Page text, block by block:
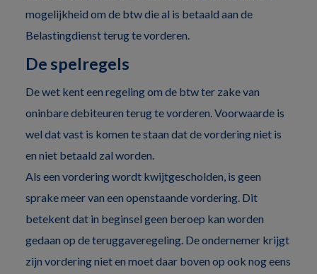
mogelijkheid om de btw die al is betaald aan de
Belastingdienst terug te vorderen.
De spelregels
De wet kent een regeling om de btw ter zake van
oninbare debiteuren terug te vorderen. Voorwaarde is
wel dat vast is komen te staan dat de vordering niet is
en niet betaald zal worden.
Als een vordering wordt kwijtgescholden, is geen
sprake meer van een openstaande vordering. Dit
betekent dat in beginsel geen beroep kan worden
gedaan op de teruggaveregeling. De ondernemer krijgt
zijn vordering niet en moet daar boven op ook nog eens